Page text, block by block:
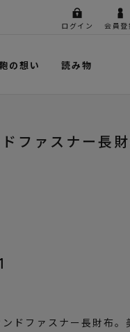
ログイン 会員登
の想い 読み物
ファスナー長
ドファスナー長財布。